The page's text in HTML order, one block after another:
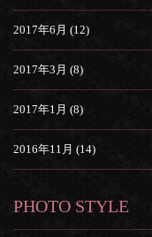
2017年6月 (12)
2017年3月 (8)
2017年1月 (8)
2016年11月 (14)
PHOTO STYLE